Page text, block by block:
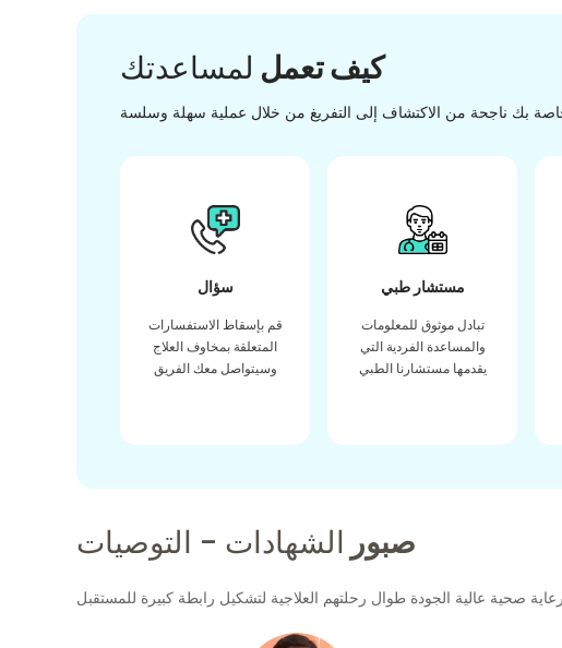
كيف تعمل لمساعدتك
سؤال
قم بإسقاط الاستفسارات
المتعلقة بمخاوف العلاج
وسيتواصل معك الفريق
مستشار طبي
تبادل موثوق للمعلومات
والمساعدة الفردية التي
يقدمها مستشارنا الطبي
صبور الشهادات - التوصيات